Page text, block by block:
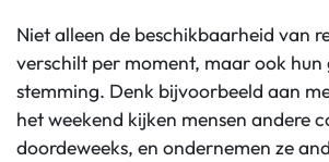
Niet alleen de beschikbaarheid van
verschilt per moment, maar ook hun
stemming. Denk bijvoorbeeld aan
het weekend kijken mensen andere
doordeweeks, en ondernemen ze